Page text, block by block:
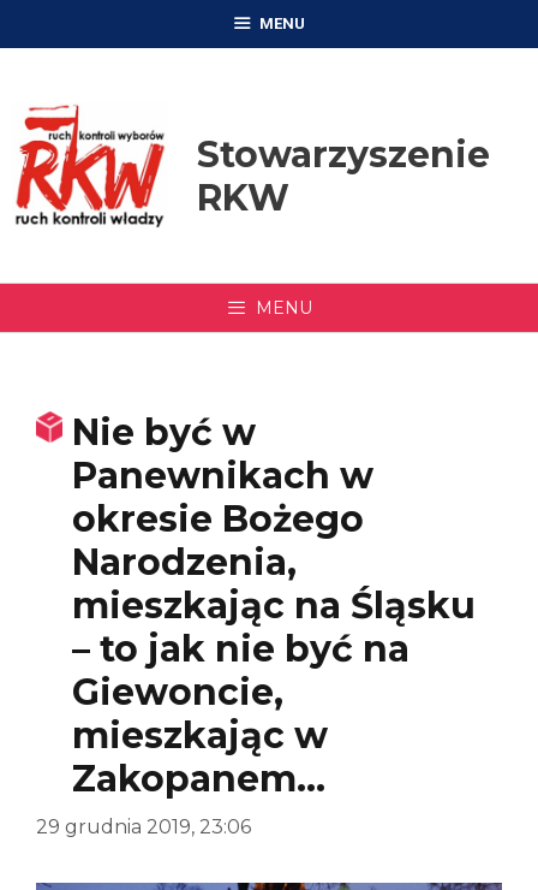
MENU
Stowarzyszenie
RKW
MENU
Nie być w
Panewnikach w
okresie Bożego
Narodzenia,
mieszkając na Śląsku
– to jak nie być na
Giewoncie,
mieszkając w
Zakopanem…
29 grudnia 2019, 23:06